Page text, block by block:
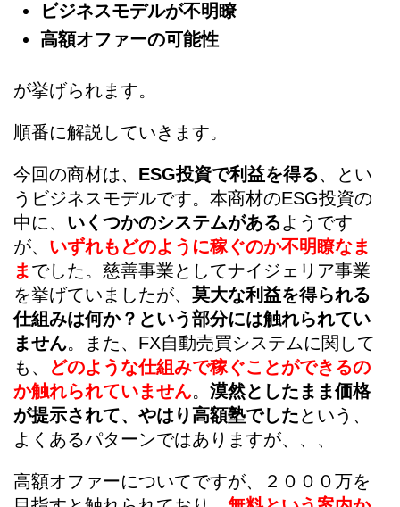
ビジネスモデルが不明瞭
高額オファーの可能性
が挙げられます。
順番に解説していきます。
今回の商材は、 ESG投資で利益を得る、とい
うビジネスモデルです。本商材のESG投資の
中に、 いくつかのシステムがあるようです
が、 いずれもどのように稼ぐのか不明瞭なま
ま でした。慈善事業としてナイジェリア事業
を挙げていましたが、 莫大な利益を得られる
仕組みは何か？という部分には触れられてい
ません。また、FX自動売買システムに関して
も、
どのような仕組みで稼ぐことができるの
か触れられていません。 漠然としたまま価格
が提示されて、やはり高額塾でしたという、
よくあるパターンではありますが、、、
高額オファーについてですが、２０００万を